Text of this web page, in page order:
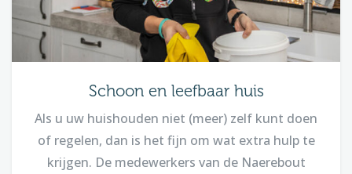
Schoon en leefbaar huis
Als u uw huishouden niet (meer) zelf kunt doen
of regelen, dan is het fijn om wat extra hulp te
krijgen. De medewerkers van de Naerebout